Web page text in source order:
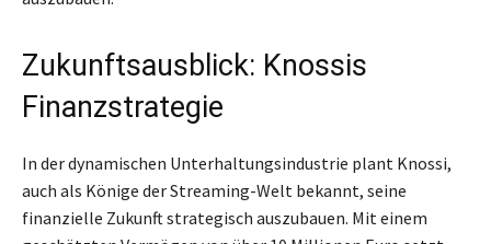
Zukunftsausblick: Knossis
Finanzstrategie
In der dynamischen Unterhaltungsindustrie plant Knossi,
auch als Könige der Streaming-Welt bekannt, seine
finanzielle Zukunft strategisch auszubauen. Mit einem